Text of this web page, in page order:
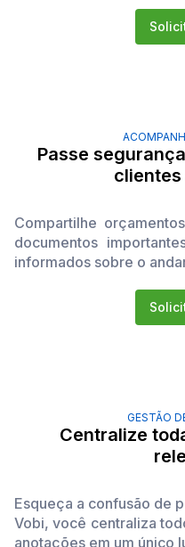
Passe
Compartilhe
documentos
informados sobre o
GESTÃO
Centralize
Esqueça a confusão de
Vobi, você centraliza
anotações em um único